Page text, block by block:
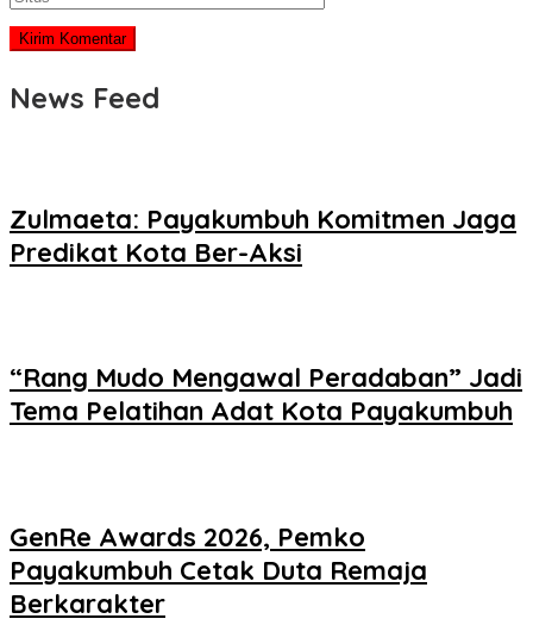
News Feed
Zulmaeta: Payakumbuh Komitmen Jaga
Predikat Kota Ber-Aksi
“Rang Mudo Mengawal Peradaban” Jadi
Tema Pelatihan Adat Kota Payakumbuh
GenRe Awards 2026, Pemko
Payakumbuh Cetak Duta Remaja
Berkarakter